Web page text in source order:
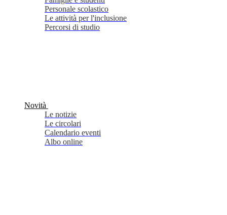
Personale scolastico
Le attività per l'inclusione
Percorsi di studio
Novità
Le notizie
Le circolari
Calendario eventi
Albo online